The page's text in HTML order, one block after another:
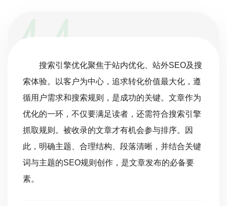
搜索引擎优化聚焦于站内优化、站外SEO及搜
索体验。以客户为中心，追求转化价值最大化，遵
循用户需求和搜索规则，是成功的关键。文章作为
优化的一环，不仅要满足读者，还需符合搜索引擎
抓取规则。被收录的文章才有机会参与排序。因
此，明确主题、合理结构、段落清晰，并结合关键
词与主题的SEO规则创作，是文章发布的必备要
素。